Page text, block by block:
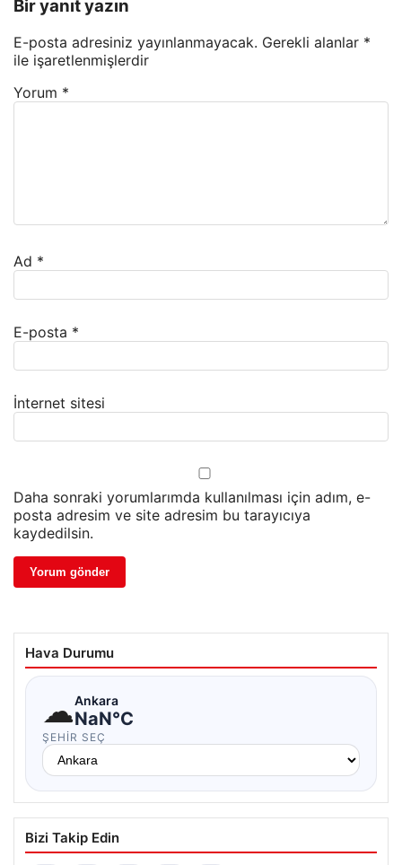
Bir yanıt yazın
E-posta adresiniz yayınlanmayacak. Gerekli alanlar *
ile işaretlenmişlerdir
Yorum *
Ad *
E-posta *
İnternet sitesi
Daha sonraki yorumlarımda kullanılması için adım, e-
posta adresim ve site adresim bu tarayıcıya
kaydedilsin.
Hava Durumu
☁Ankara
NaN°C
ŞEHIR SEÇ
Bizi Takip Edin